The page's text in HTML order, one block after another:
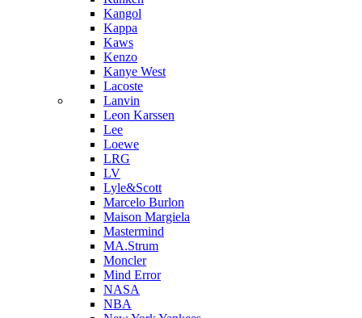
Kangol
Kappa
Kaws
Kenzo
Kanye West
Lacoste
Lanvin
Leon Karssen
Lee
Loewe
LRG
LV
Lyle&Scott
Marcelo Burlon
Maison Margiela
Mastermind
MA.Strum
Moncler
Mind Error
NASA
NBA